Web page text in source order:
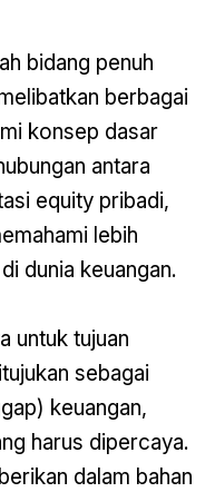
bidang penuh
berbagai
konsep dasar
antara
equity pribadi,
lebih
dunia keuangan.
untuk tujuan
sebagai
keuangan,
harus dipercaya.
dalam bahan